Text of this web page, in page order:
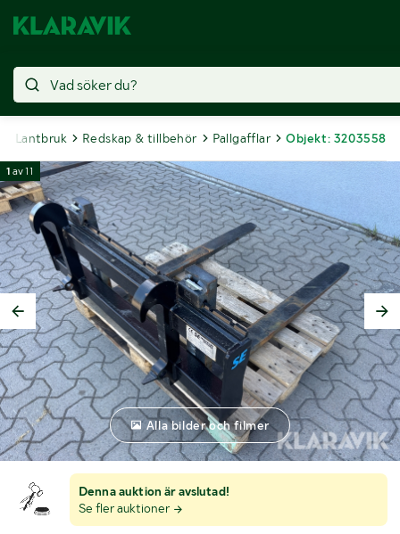
Lantbruk Redskap & tillbehör Pallgafflar Objekt: 3203558
Denna auktion är avslutad!
Se fler auktioner
1 av11
Alla bilder och filmer